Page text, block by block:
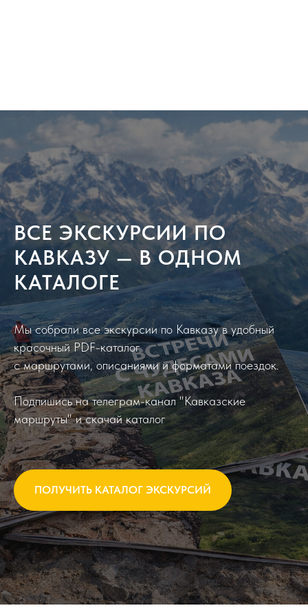
ВСЕ ЭКСКУРСИИ ПО
КАВКАЗУ — В ОДНОМ
КАТАЛОГЕ
Мы собрали все экскурсии по Кавказу в удобный
красочный PDF-каталог
с маршрутами, описаниями и форматами поездок.
Подпишись на телеграм-канал "Кавказские
маршруты" и скачай каталог
ПОЛУЧИТЬ КАТАЛОГ ЭКСКУРСИЙ